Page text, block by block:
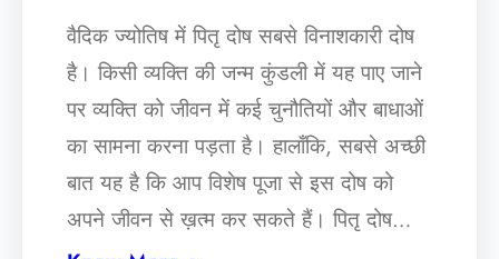
वैदिक ज्योतिष में पितृ दोष सबसे विनाशकारी दोष
है। किसी व्यक्ति की जन्म कुंडली में यह पाए जाने
पर व्यक्ति को जीवन में कई चुनौतियों और बाधाओं
का सामना करना पड़ता है। हालाँकि, सबसे अच्छी
बात यह है कि आप विशेष पूजा से इस दोष को
अपने जीवन से ख़त्म कर सकते हैं। पितृ दोष…